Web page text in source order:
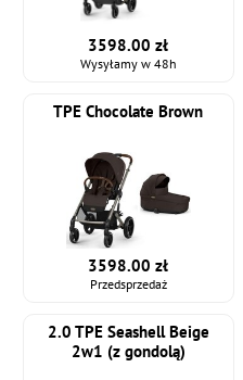
3598.00 zł
Wysyłamy w 48h
TPE Chocolate Brown
3598.00 zł
Przedsprzedaż
2.0 TPE Seashell Beige
2w1 (z gondolą)